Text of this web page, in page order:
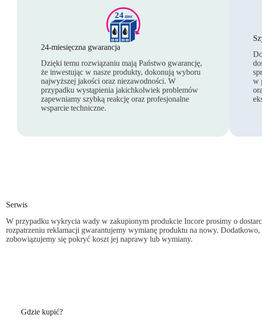
24-miesięczna gwarancja
Dzięki temu rozwiązaniu mają Państwo gwarancję,
że inwestując w nasze produkty, dokonują wyboru
najwyższej jakości oraz niezawodności. W
przypadku wystąpienia jakichkolwiek problemów
zapewniamy szybką reakcję oraz profesjonalne
wsparcie techniczne.
w
Serwis
W przypadku wykrycia wady w zakupionym produkcie Incore prosimy o
rozpatrzeniu reklamacji gwarantujemy wymianę produktu na nowy.
zobowiązujemy się pokryć koszt jej naprawy lub wymiany.
Gdzie kupić?